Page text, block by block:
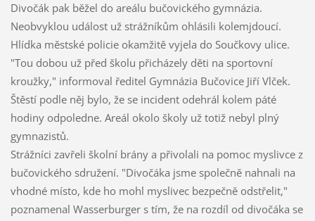
Divočák pak běžel do areálu bučovického gymnázia.
Neobvyklou událost už strážníkům ohlásili kolemjdoucí.
Hlídka městské policie okamžitě vyjela do Součkovy ulice.
"Tou dobou už před školu přicházely děti na sportovní
kroužky," informoval ředitel Gymnázia Bučovice Jiří Vlček.
Štěstí podle něj bylo, že se incident odehrál kolem páté
hodiny odpoledne. Areál okolo školy už totiž nebyl plný
gymnazistů.
Strážníci zavřeli školní brány a přivolali na pomoc myslivce z
bučovického sdružení. "Divočáka jsme společně nahnali na
vhodné místo, kde ho mohl myslivec bezpečně odstřelit,"
poznamenal Wasserburger s tím, že na rozdíl od divočáka se